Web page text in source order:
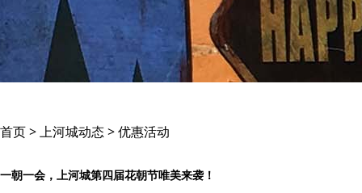
首页 > 上河城动态 > 优惠活动
一朝一会，上河城第四届花朝节唯美来袭！